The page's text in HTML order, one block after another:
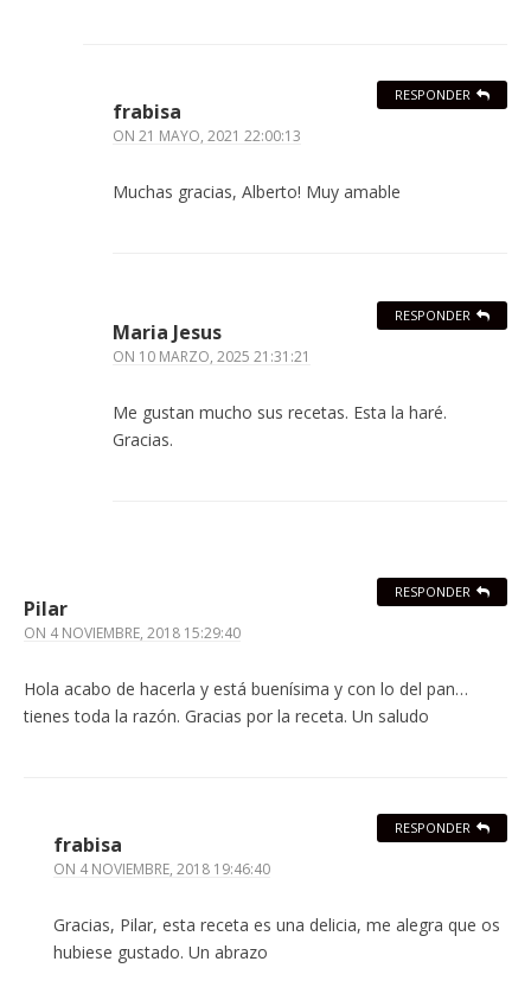
frabisa
ON 21 MAYO, 2021 22:00:13
Muchas gracias, Alberto! Muy amable
RESPONDER
Maria Jesus
ON 10 MARZO, 2025 21:31:21
Me gustan mucho sus recetas. Esta la haré.
Gracias.
RESPONDER
Pilar
ON 4 NOVIEMBRE, 2018 15:29:40
Hola acabo de hacerla y está buenísima y con lo del pan…
tienes toda la razón. Gracias por la receta. Un saludo
RESPONDER
frabisa
ON 4 NOVIEMBRE, 2018 19:46:40
Gracias, Pilar, esta receta es una delicia, me alegra que os
hubiese gustado. Un abrazo
RESPONDER